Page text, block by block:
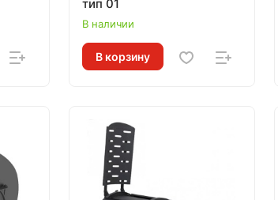
тип 01
В наличии
В корзину